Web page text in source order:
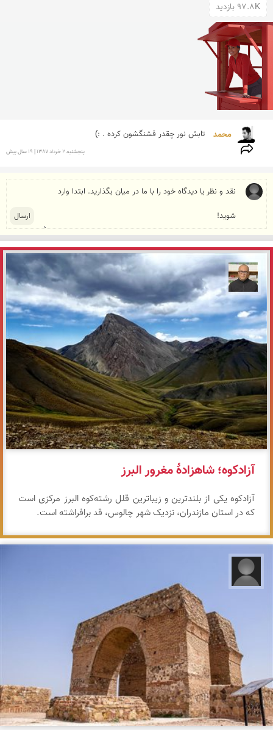
97.8K بازدید
محمد تابش نور چقدر قشنگشون کرده . :)
پنجشنبه 2 خرداد 1387 | 19 سال پیش
مازیار ذاکری
آزادکوه؛ شاهزادهٔ مغرور البرز
آزادکوه یکی از بلندترین و زیباترین قلل رشته‌کوه البرز مرکزی است
که در استان مازندران، نزدیک شهر چالوس، قد برافراشته است.